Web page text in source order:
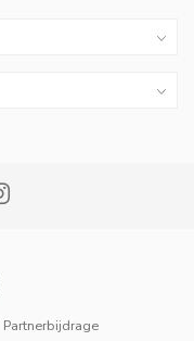
Partnerbijdrage